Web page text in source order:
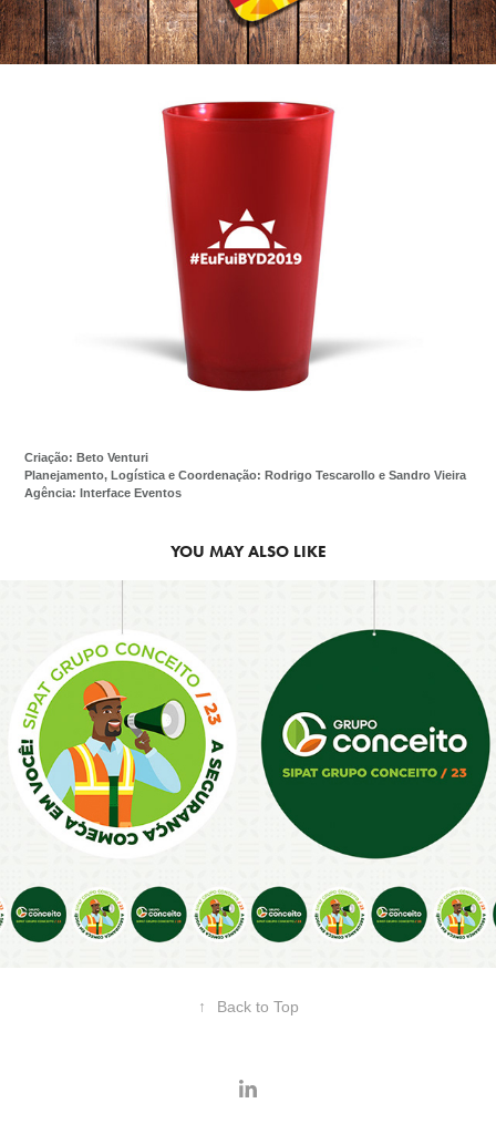
Criação: Beto Venturi
Planejamento, Logística e Coordenação: Rodrigo Tescarollo e Sandro Vieira
Agência: Interface Eventos
YOU MAY ALSO LIKE
2023
GRUPO CONCEITO • SIPAT
↑ Back to Top